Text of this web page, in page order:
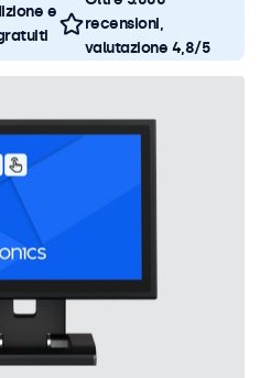
e
recensioni,
valutazione 4,8/5